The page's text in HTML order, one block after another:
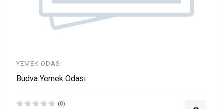
YEMEK ODASI
Budva Yemek Odası
(0)